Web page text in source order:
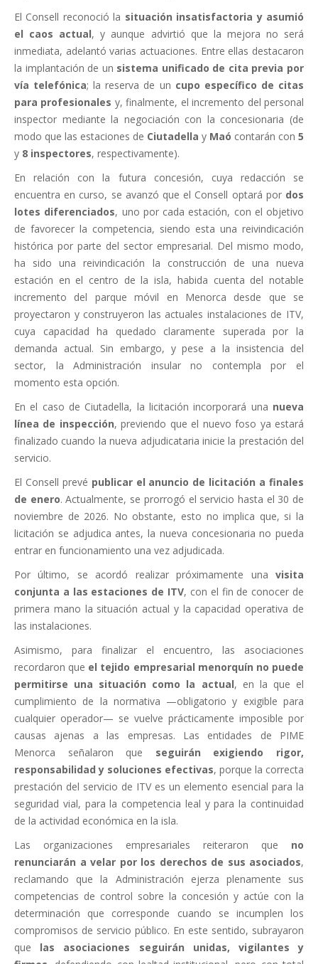
El Consell reconoció la situación insatisfactoria y asumió
el caos actual, y aunque advirtió que la mejora no será
inmediata, adelantó varias actuaciones. Entre ellas destacaron
la implantación de un sistema unificado de cita previa por
vía telefónica; la reserva de un cupo específico de citas
para profesionales y, finalmente, el incremento del personal
inspector mediante la negociación con la concesionaria (de
modo que las estaciones de Ciutadella y Maó contarán con 5
y 8 inspectores, respectivamente).
En relación con la futura concesión, cuya redacción se
encuentra en curso, se avanzó que el Consell optará por dos
lotes diferenciados, uno por cada estación, con el objetivo
de favorecer la competencia, siendo esta una reivindicación
histórica por parte del sector empresarial. Del mismo modo,
ha sido una reivindicación la construcción de una nueva
estación en el centro de la isla, habida cuenta del notable
incremento del parque móvil en Menorca desde que se
proyectaron y construyeron las actuales instalaciones de ITV,
cuya capacidad ha quedado claramente superada por la
demanda actual. Sin embargo, y pese a la insistencia del
sector, la Administración insular no contempla por el
momento esta opción.
En el caso de Ciutadella, la licitación incorporará una nueva
línea de inspección, previendo que el nuevo foso ya estará
finalizado cuando la nueva adjudicataria inicie la prestación del
servicio.
El Consell prevé publicar el anuncio de licitación a finales
de enero. Actualmente, se prorrogó el servicio hasta el 30 de
noviembre de 2026. No obstante, esto no implica que, si la
licitación se adjudica antes, la nueva concesionaria no pueda
entrar en funcionamiento una vez adjudicada.
Por último, se acordó realizar próximamente una visita
conjunta a las estaciones de ITV, con el fin de conocer de
primera mano la situación actual y la capacidad operativa de
las instalaciones.
Asimismo, para finalizar el encuentro, las asociaciones
recordaron que el tejido empresarial menorquín no puede
permitirse una situación como la actual, en la que el
cumplimiento de la normativa —obligatorio y exigible para
cualquier operador— se vuelve prácticamente imposible por
causas ajenas a las empresas. Las entidades de PIME
Menorca señalaron que seguirán exigiendo rigor,
responsabilidad y soluciones efectivas, porque la correcta
prestación del servicio de ITV es un elemento esencial para la
seguridad vial, para la competencia leal y para la continuidad
de la actividad económica en la isla.
Las organizaciones empresariales reiteraron que no
renunciarán a velar por los derechos de sus asociados,
reclamando que la Administración ejerza plenamente sus
competencias de control sobre la concesión y actúe con la
determinación que corresponde cuando se incumplen los
compromisos de servicio público. En este sentido, subrayaron
que las asociaciones seguirán unidas, vigilantes y